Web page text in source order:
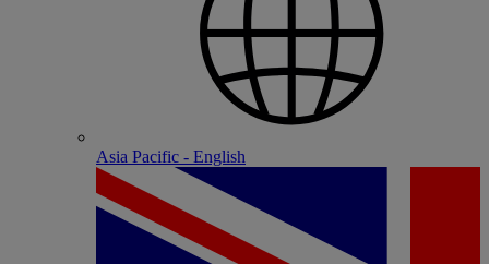
Asia Pacific - English